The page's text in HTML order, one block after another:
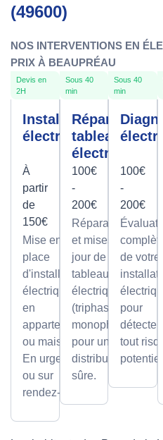
(49600)
NOS INTERVENTIONS EN
PRIX À BEAUPRÉAU
Devis en
2H
Installation
électrique
À
partir
de
150€
Mise en
place
d'installations
électriques
en
appartement
ou maison.
En urgence
ou sur
rendez-vous
Sous 40
min
Réparation
tableau
électrique
100€
-
200€
Réparations
et mises à
jour de
tableaux
électriques
(triphasé ou
monophasé)
pour une
distribution
sûre.
Sous 40
min
100€
-
200€
complète
de votre
électrique
pour
détecter
tout
potentiel.